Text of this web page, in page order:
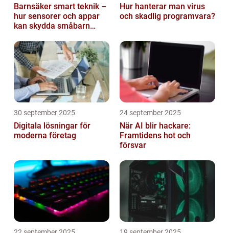
Barnsäker smart teknik –
hur sensorer och appar
kan skydda småbarn
Hur hanterar man virus
och skadlig programvara?
30 september 2025
Digitala lösningar för
moderna företag
24 september 2025
När AI blir hackare:
Framtidens hot och
försvar